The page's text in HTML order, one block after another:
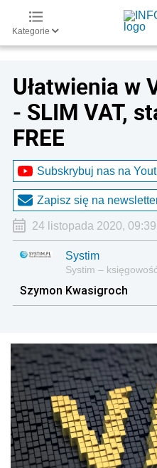
Kategorie
Ułatwienia w
- SLIM VAT,
FREE
Subskrybuj nas na
Zapisz się na
24 listopada 2020, 09:39
Systim
Systim –
Szymon Kwasigroch